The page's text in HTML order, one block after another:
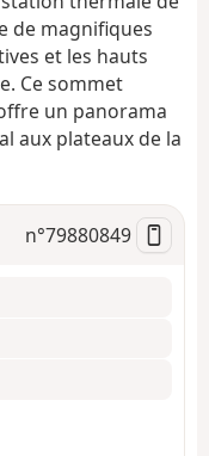
n
de magnifiques
et les hauts
Ce sommet
un panorama
aux plateaux de la
n°79880849